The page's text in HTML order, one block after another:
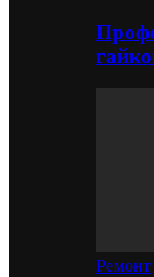
Ремонт